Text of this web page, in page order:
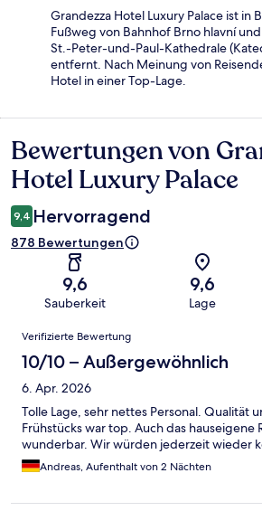
Grandezza Hotel Luxury Palace ist
Fußweg von Bahnhof Brno hlavní
St.-Peter-und-Paul-Kathedrale
entfernt. Nach Meinung von
Hotel in einer Top-Lage.
Bewertungen
Bewertungen von
Hotel Luxury Palace
9,4 Hervorragend
878 Bewertungen
9,6
Sauberkeit
9,6
Lage
Bewertungen
Verifizierte Bewertung
10/10 – Außergewöhnlich
6. Apr. 2026
Tolle Lage, sehr nettes Personal. Qualität
Frühstücks war top. Auch das hauseigene
wunderbar. Wir würden jederzeit wieder
Andreas, Aufenthalt von 2 Nächten